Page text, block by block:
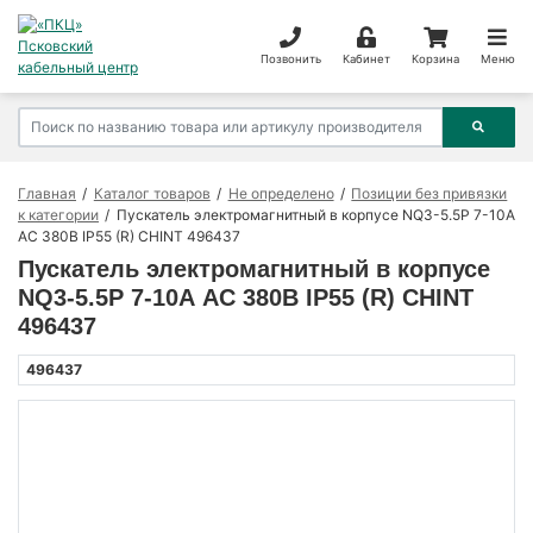
Позвонить Кабинет Корзина Меню
Главная Каталог товаров Не определено
Позиции без привязки
к категории
Пускатель электромагнитный в корпусе NQ3-5.5P 7-10А
AC 380В IP55 (R) CHINT 496437
Пускатель электромагнитный в корпусе
NQ3-5.5P 7-10А AC 380В IP55 (R) CHINT
496437
496437